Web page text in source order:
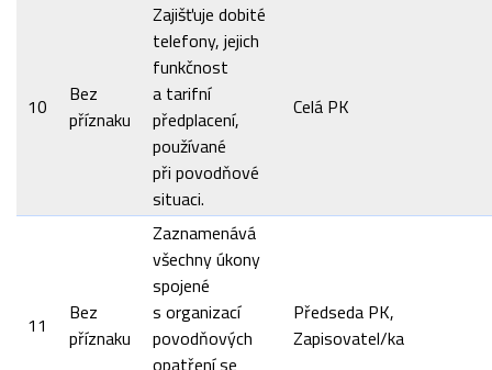
10
Bez
příznaku
Zajišťuje dobité
telefony, jejich
funkčnost
a tarifní
předplacení,
používané
při povodňové
situaci.
Celá PK
11
Bez
příznaku
Zaznamenává
všechny úkony
spojené
s organizací
povodňových
opatření se
Předseda PK,
Zapisovatel/ka